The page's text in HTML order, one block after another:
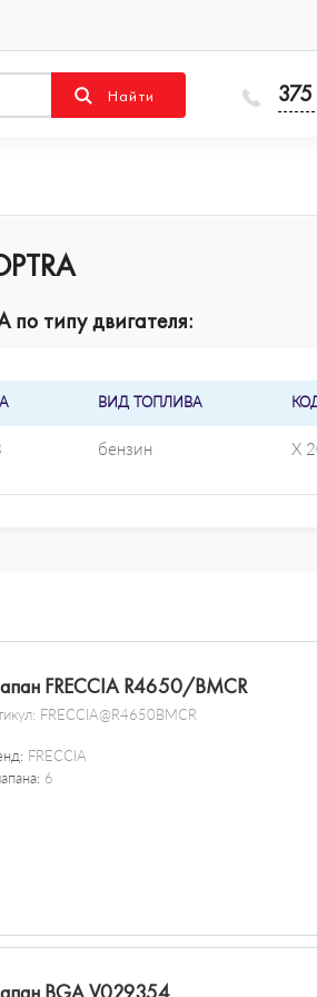
типу двигателя:
ВИД ТОПЛИВА
бензин X
FRECCIA R4650/BMCR
FRECCIA@R4650BMCR
FRECCIA
6